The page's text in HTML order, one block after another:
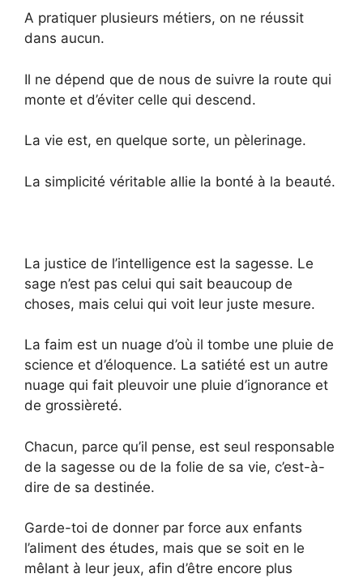
A pratiquer plusieurs métiers, on ne réussit
dans aucun.
Il ne dépend que de nous de suivre la route qui
monte et d’éviter celle qui descend.
La vie est, en quelque sorte, un pèlerinage.
La simplicité véritable allie la bonté à la beauté.
La justice de l’intelligence est la sagesse. Le
sage n’est pas celui qui sait beaucoup de
choses, mais celui qui voit leur juste mesure.
La faim est un nuage d’où il tombe une pluie de
science et d’éloquence. La satiété est un autre
nuage qui fait pleuvoir une pluie d’ignorance et
de grossièreté.
Chacun, parce qu’il pense, est seul responsable
de la sagesse ou de la folie de sa vie, c’est-à-
dire de sa destinée.
Garde-toi de donner par force aux enfants
l’aliment des études, mais que se soit en le
mêlant à leur jeux, afin d’être encore plus